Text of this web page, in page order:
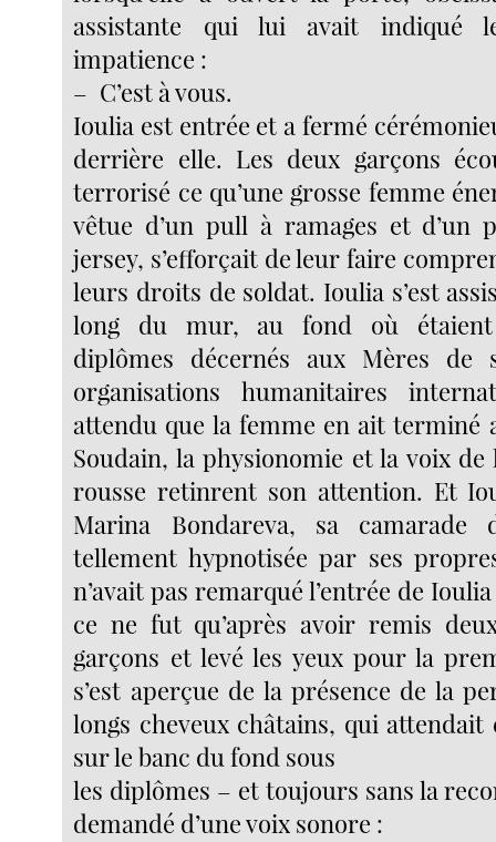
assistante qui lui avait indiqué
impatience :
– C’est à vous.
Ioulia est entrée et a fermé
derrière elle. Les deux garçons
terrorisé ce qu’une grosse femme
vêtue d’un pull à ramages et d’un
jersey, s’efforçait de leur faire
leurs droits de soldat. Ioulia s’est
long du mur, au fond où étaient
diplômes décernés aux Mères de
organisations humanitaires
attendu que la femme en ait terminé
Soudain, la physionomie et la voix de
rousse retinrent son attention. Et
Marina Bondareva, sa camarade
tellement hypnotisée par ses
n’avait pas remarqué l’entrée de
ce ne fut qu’après avoir remis
garçons et levé les yeux pour la
s’est aperçue de la présence de la
longs cheveux châtains, qui attendait
sur le banc du fond sous
les diplômes – et toujours sans la
demandé d’une voix sonore :